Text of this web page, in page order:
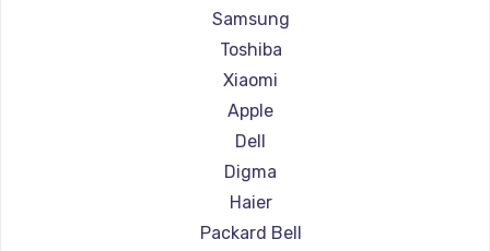
Ремонт ноутбуков LG
Ремонт ноутбуков Panasonic
Ремонт ноутбуков Irbis
Ремонт ноутбуков Thunderobot
Ремонт ноутбуков Hasee
Ремонт ноутбуков ZTE
Ремонт ноутбуков Hiper
Ремонт ноутбуков Evga
Samsung
Toshiba
Xiaomi
Apple
Dell
Digma
Haier
Packard Bell